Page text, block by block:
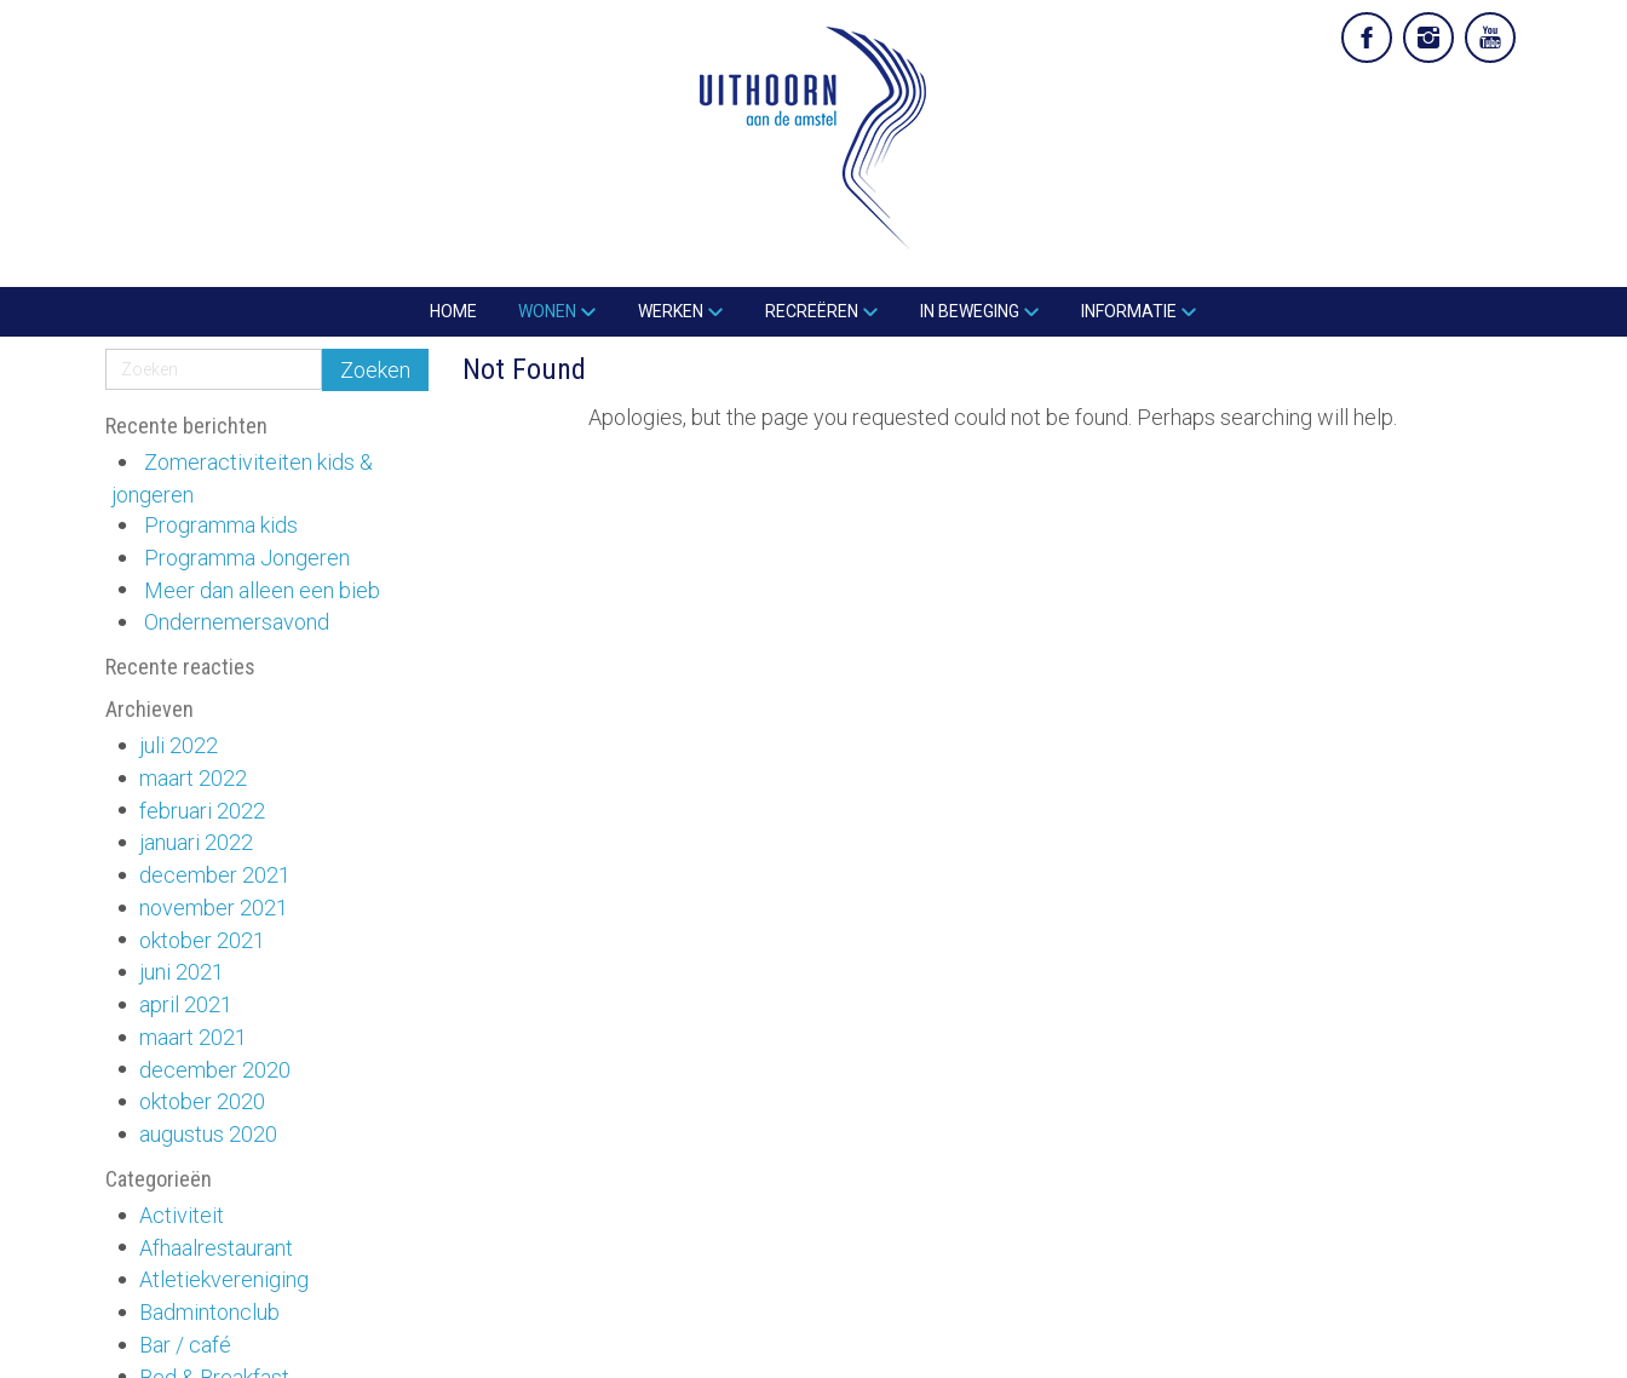
HOME WONEN WERKEN RECREËREN IN BEWEGING INFORMATIE
Recente berichten
Zomeractiviteiten kids &
jongeren
Programma kids
Programma Jongeren
Meer dan alleen een bieb
Ondernemersavond
Recente reacties
Archieven
juli 2022
maart 2022
februari 2022
januari 2022
december 2021
november 2021
oktober 2021
juni 2021
april 2021
maart 2021
december 2020
oktober 2020
augustus 2020
Categorieën
Activiteit
Afhaalrestaurant
Atletiekvereniging
Badmintonclub
Bar / café
Not Found
Apologies, but the page you requested could not be found. Perhaps searching will help.